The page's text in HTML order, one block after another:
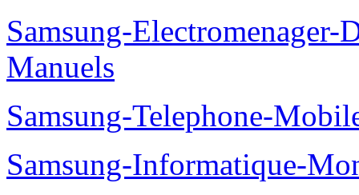
Samsung-
Manuels
Samsung-Telephone-
Samsung-Informatique-